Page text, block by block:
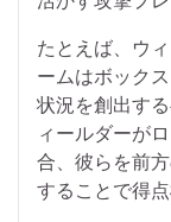
たとえば、ウ
ームはボック
状況を創出す
ィールダーが
合、彼らを前
することで得